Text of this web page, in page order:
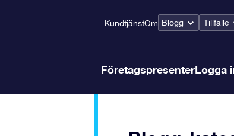
KundtjänstOm Blogg Tillfälle
FöretagspresenterLogga